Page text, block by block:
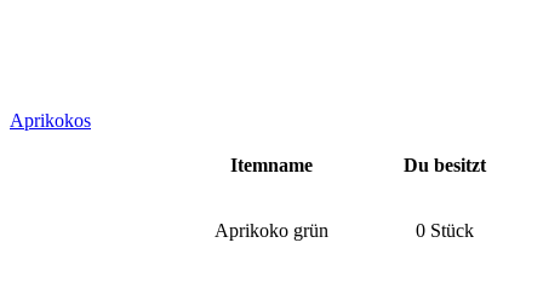
Aprikokos
Itemname Du besitzt
Aprikoko grün 0 Stück